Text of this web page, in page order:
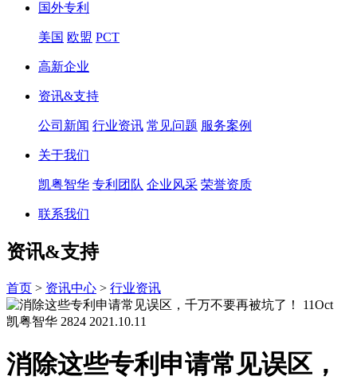
国外专利
美国 欧盟 PCT
高新企业
资讯&支持
公司新闻 行业资讯 常见问题 服务案例
关于我们
凯粤智华 专利团队 企业风采 荣誉资质
联系我们
资讯&支持
首页 > 资讯中心 > 行业资讯
11Oct
凯粤智华 2824 2021.10.11
消除这些专利申请常见误区，